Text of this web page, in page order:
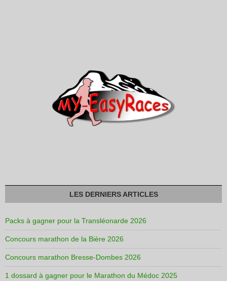
LES DERNIERS ARTICLES
Packs à gagner pour la Transléonarde 2026
Concours marathon de la Bière 2026
Concours marathon Bresse-Dombes 2026
1 dossard à gagner pour le Marathon du Médoc 2025